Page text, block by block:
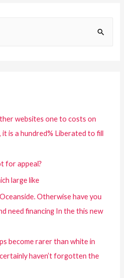
websites one to costs on
is a hundred% Liberated to fill
for appeal?
large like
Otherwise have you
need financing In the this new
become rarer than white in
haven’t forgotten the